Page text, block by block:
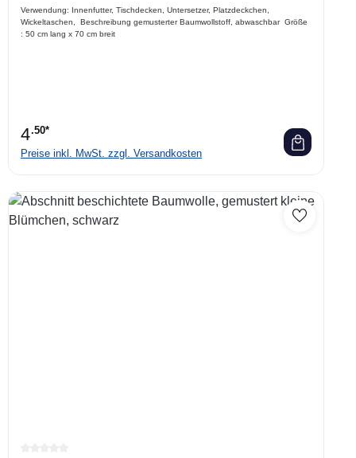
Verwendung: Innenfutter, Tischdecken, Untersetzer, Platzdeckchen,
Wickeltaschen, Beschreibung gemusterter Baumwollstoff, abwaschbar Größe
: 50 cm lang x 70 cm breit
4.50*
Preise inkl. MwSt. zzgl. Versandkosten